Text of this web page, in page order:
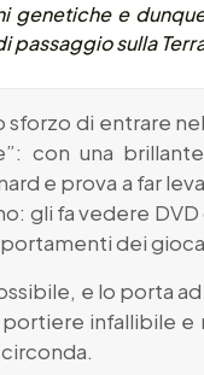
genetiche e
passaggio sulla
sforzo di entrare
con una
e prova a far
gli fa vedere
dei
e lo porta
infallibile